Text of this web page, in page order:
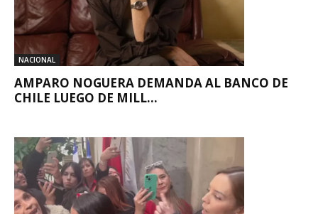
NACIONAL
AMPARO NOGUERA DEMANDA AL BANCO DE
CHILE LUEGO DE MILL...